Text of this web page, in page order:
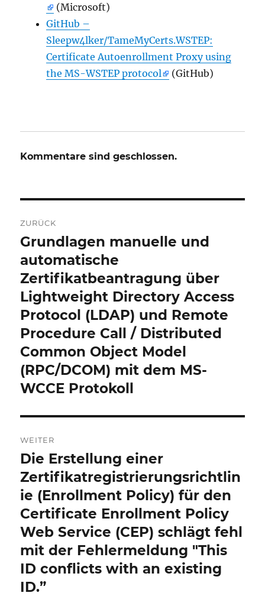
(Microsoft)
GitHub –
Sleepw4lker/TameMyCerts.WSTEP:
Certificate Autoenrollment Proxy using
the MS-WSTEP protocol
(GitHub)
Kommentare sind geschlossen.
Navigation
ZURÜCK
Vorheriger
Beitrag:
Grundlagen manuelle und
automatische
Zertifikatbeantragung über
Lightweight Directory Access
Protocol (LDAP) und Remote
Procedure Call / Distributed
Common Object Model
(RPC/DCOM) mit dem MS-
WCCE Protokoll
WEITER
Nächster
Beitrag:
Die Erstellung einer
Zertifikatregistrierungsrichtlin
ie (Enrollment Policy) für den
Certificate Enrollment Policy
Web Service (CEP) schlägt fehl
mit der Fehlermeldung "This
ID conflicts with an existing
ID.”